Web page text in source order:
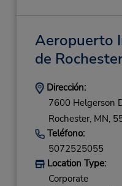
Aeropuerto
de
Dirección:
7600 Helgerson
Rochester, MN,
Teléfono:
5072525055
Location Type:
Corporate